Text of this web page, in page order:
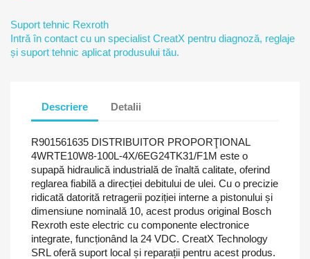
Suport tehnic Rexroth
Intră în contact cu un specialist CreatX pentru diagnoză, reglaje
și suport tehnic aplicat produsului tău.
Descriere Detalii
R901561635 DISTRIBUITOR PROPORŢIONAL
4WRTE10W8-100L-4X/6EG24TK31/F1M este o
supapă hidraulică industrială de înaltă calitate, oferind
reglarea fiabilă a direcției debitului de ulei. Cu o precizie
ridicată datorită retragerii poziției interne a pistonului și
dimensiune nominală 10, acest produs original Bosch
Rexroth este electric cu componente electronice
integrate, funcționând la 24 VDC. CreatX Technology
SRL oferă suport local și reparații pentru acest produs.